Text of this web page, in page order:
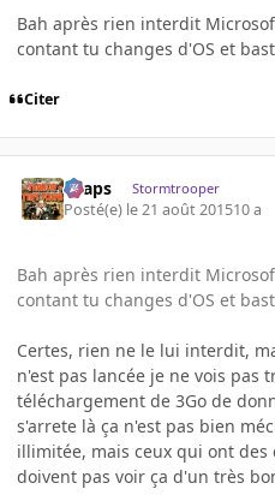
Bah après rien interdit
contant tu changes d'OS et
Citer
chaps Stormtrooper
Posté(e) le 21 août 201510 a
Bah après rien interdit
contant tu changes d'OS et
Certes, rien ne le lui interdit,
n'est pas lancée je ne vois pas
téléchargement de 3Go de
s'arrete là ça n'est pas bien
illimitée, mais ceux qui ont
doivent pas voir ça d'un très